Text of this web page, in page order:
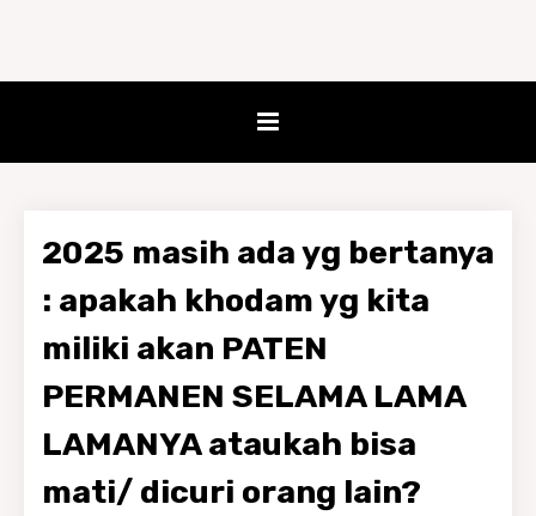
2025 masih ada yg bertanya
: apakah khodam yg kita
miliki akan PATEN
PERMANEN SELAMA LAMA
LAMANYA ataukah bisa
mati/ dicuri orang lain?